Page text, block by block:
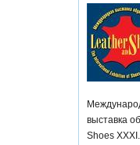
выставка
Shoes